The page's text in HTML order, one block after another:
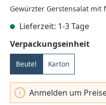
Gewürzter Gerstensalat mit
Lieferzeit: 1-3 Tage
Verpackungseinheit
Beutel Karton
Anmelden um